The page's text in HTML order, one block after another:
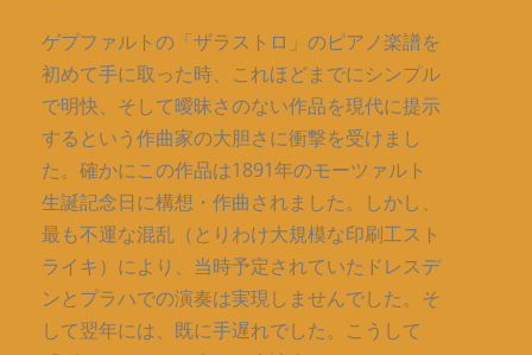
ゲプファルトの「ザラストロ」のピアノ楽譜を
初めて手に取った時、これほどまでにシンプル
で明快、そして曖昧さのない作品を現代に提示
するという作曲家の大胆さに衝撃を受けまし
た。確かにこの作品は1891年のモーツァルト
生誕記念日に構想・作曲されました。しかし、
最も不運な混乱（とりわけ大規模な印刷工スト
ライキ）により、当時予定されていたドレスデ
ンとプラハでの演奏は実現しませんでした。そ
して翌年には、既に手遅れでした。こうして